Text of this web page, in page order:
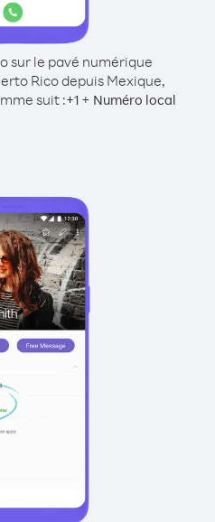
sur le pavé numérique
Rico depuis Mexique,
suit :+1 + Numéro local